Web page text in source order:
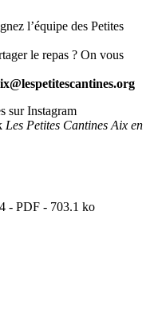
l’équipe des Petites
le repas ? On vous
sur Instagram
Les Petites Cantines Aix en
- PDF - 703.1 ko